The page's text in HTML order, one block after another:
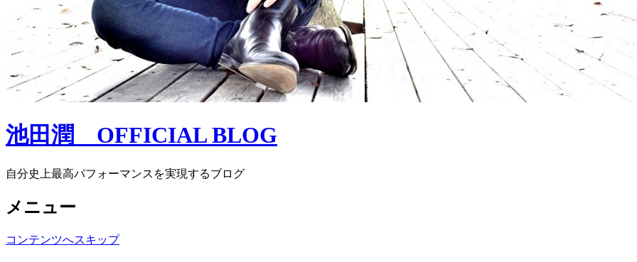
池田潤 OFFICIAL BLOG
自分史上最高パフォーマンスを実現するブログ
メニュー
コンテンツへスキップ